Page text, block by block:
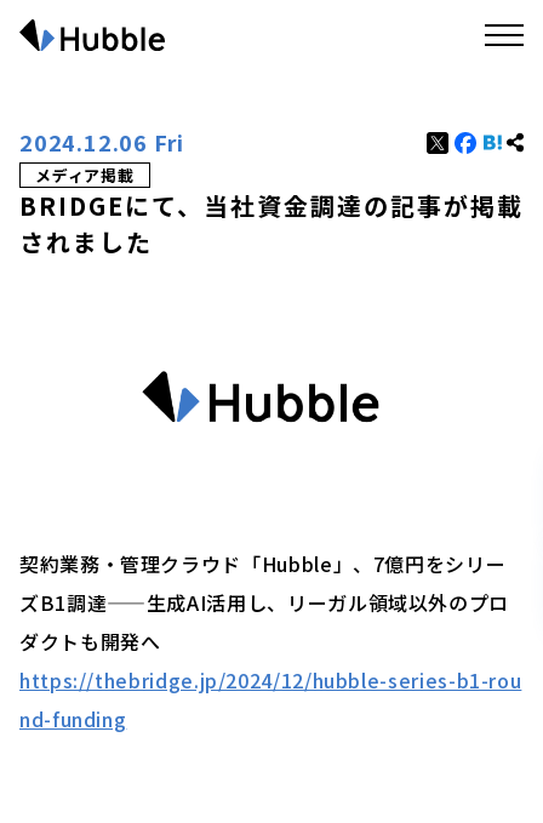
2024.12.06 Fri
メディア掲載
BRIDGEにて、当社資金調達の記事が掲載
されました
契約業務・管理クラウド「Hubble」、7億円をシリー
ズB1調達——生成AI活用し、リーガル領域以外のプロ
ダクトも開発へ
https://thebridge.jp/2024/12/hubble-series-b1-rou
nd-funding